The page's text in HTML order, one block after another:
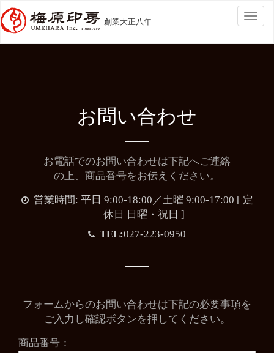
創業大正八年
お問い合わせ
お電話でのお問い合わせは下記へご連絡
の上、商品番号をお伝えください。
営業時間: 平日 9:00-18:00／土曜 9:00-17:00 [ 定
休日 日曜・祝日 ]
TEL:027-223-0950
フォームからのお問い合わせは下記の必要事項を
ご入力し確認ボタンを押してください。
商品番号：